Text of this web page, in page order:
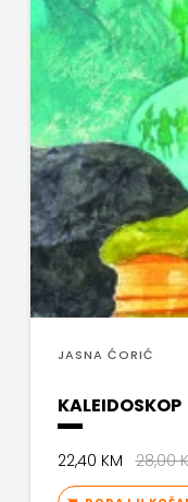
JASNA ĆORIĆ
KALEIDOSKOP
22,40 KM28,00